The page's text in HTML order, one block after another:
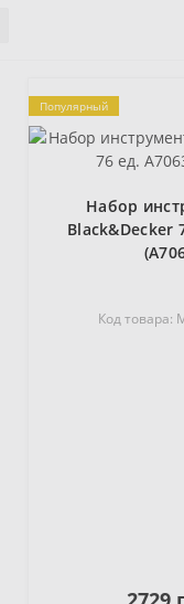
Популярный
Набор
Black&Decker
Код товара: